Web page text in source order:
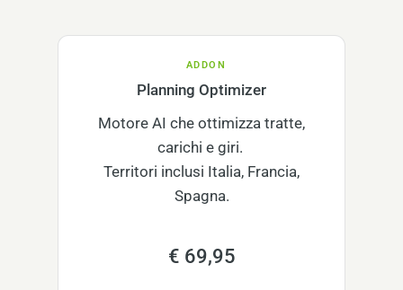
ADDON
Planning Optimizer
Motore AI che ottimizza tratte,
carichi e giri.
Territori inclusi Italia, Francia,
Spagna.
€ 69,95